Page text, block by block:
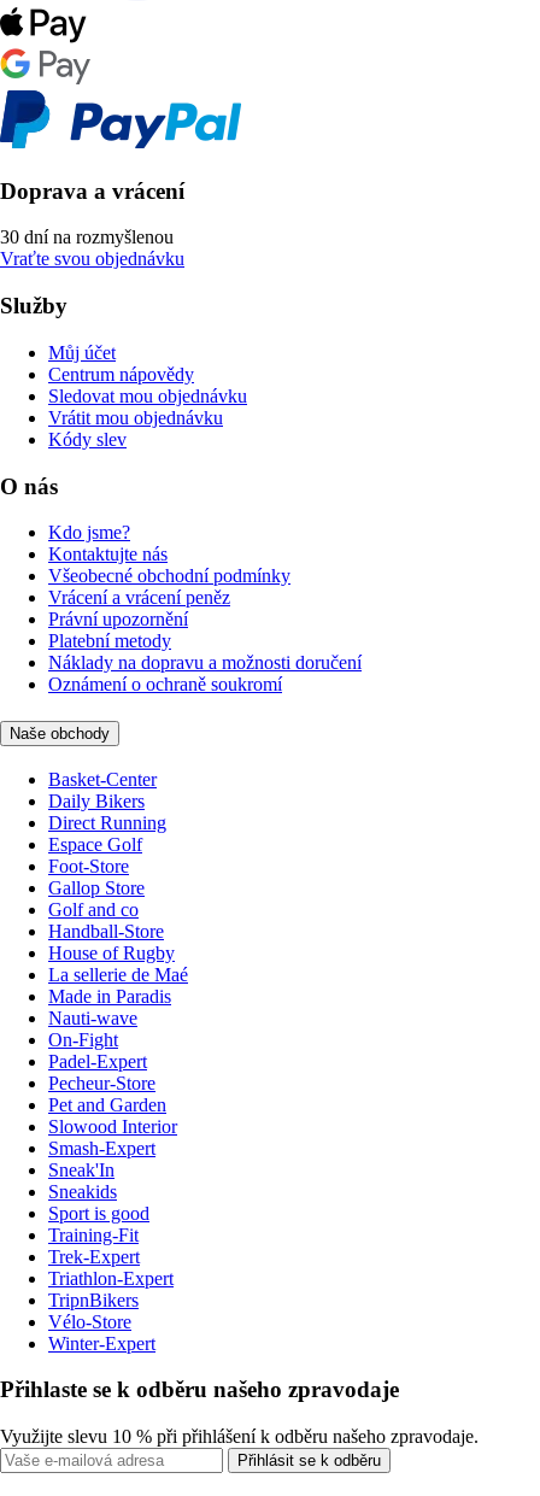
Doprava a vrácení
30 dní na rozmyšlenou
Vraťte svou objednávku
Služby
Můj účet
Centrum nápovědy
Sledovat mou objednávku
Vrátit mou objednávku
Kódy slev
O nás
Kdo jsme?
Kontaktujte nás
Všeobecné obchodní podmínky
Vrácení a vrácení peněz
Právní upozornění
Platební metody
Náklady na dopravu a možnosti doručení
Oznámení o ochraně soukromí
Naše obchody
Basket-Center
Daily Bikers
Direct Running
Espace Golf
Foot-Store
Gallop Store
Golf and co
Handball-Store
House of Rugby
La sellerie de Maé
Made in Paradis
Nauti-wave
On-Fight
Padel-Expert
Pecheur-Store
Pet and Garden
Slowood Interior
Smash-Expert
Sneak'In
Sneakids
Sport is good
Training-Fit
Trek-Expert
Triathlon-Expert
TripnBikers
Vélo-Store
Winter-Expert
Přihlaste se k odběru našeho zpravodaje
Využijte slevu 10 % při přihlášení k odběru našeho zpravodaje.
Přihlásit se k odběru